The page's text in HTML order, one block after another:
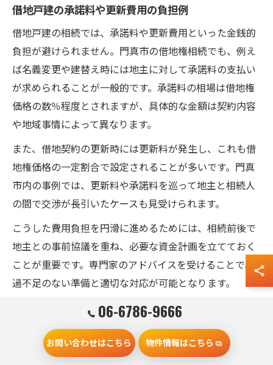
借地戸建の承諾料や更新費用の負担例
借地戸建の相続では、承諾料や更新費用といった金銭的
負担が避けられません。門真市の借地権相続でも、例え
ば名義変更や建替え時には地主に対して承諾料の支払い
が求められることが一般的です。承諾料の相場は借地権
価格の数％程度とされますが、具体的な金額は契約内容
や地域事情によって異なります。
また、借地契約の更新時には更新料が発生し、これも借
地権価格の一定割合で設定されることが多いです。門真
市内の事例では、更新料や承諾料を巡って地主と相続人
の間で交渉が長引いたケースも見受けられます。
こうした費用負担を円滑に進めるためには、相続前後で
地主との事前協議を重ね、必要な資金計画を立てておく
ことが重要です。専門家のアドバイスを受けることで、
過不足のない準備と適切な対応が可能となります。
地主との関係維持に欠かせない通知の
ポイント
06-6786-9666
お問い合わせはこちら 物件情報はこちら